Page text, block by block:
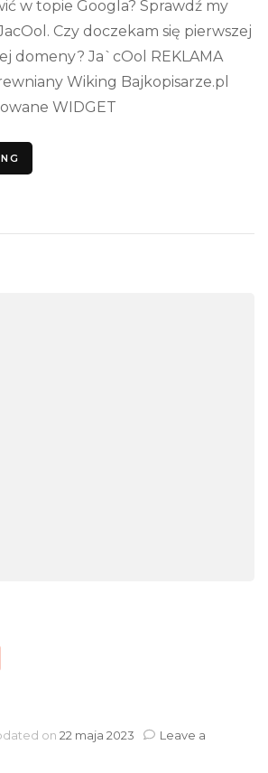
w topie Googla? Sprawdź my
Czy doczekam się pierwszej
domeny? Ja`cOol REKLAMA
Wiking Bajkopisarze.pl
WIDGET
on 22 maja 2023
Leave a